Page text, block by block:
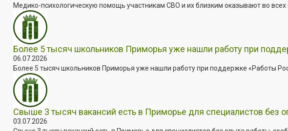
Медико-психологическую помощь участникам СВО и их близким оказывают во
Более 5 тысяч школьников Приморья уже нашли работу при
06.07.2026
Более 5 тысяч школьников Приморья уже нашли работу при поддержке «Работы
Свыше 3 тысяч вакансий есть в Приморье для специалистов без
03.07.2026